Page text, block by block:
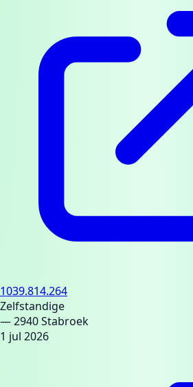
1039.814.264
Zelfstandige
— 2940 Stabroek
1 jul 2026